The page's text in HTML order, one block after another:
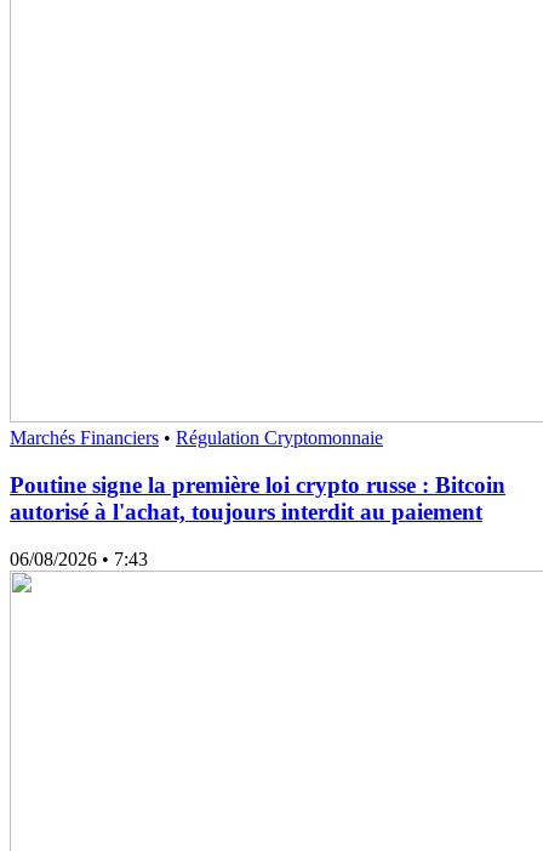
Marchés Financiers • Régulation Cryptomonnaie
Poutine signe la première loi crypto russe : Bitcoin
autorisé à l'achat, toujours interdit au paiement
06/08/2026 • 7:43